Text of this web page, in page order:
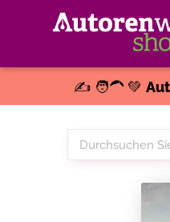
✍️ 🧑‍🦱 💚
Durchsuchen
Sie